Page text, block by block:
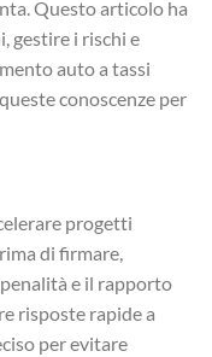
Questo articolo ha
gestire i rischi e
auto a tassi
conoscenze per
progetti
di firmare,
e il rapporto
risposte rapide a
per evitare